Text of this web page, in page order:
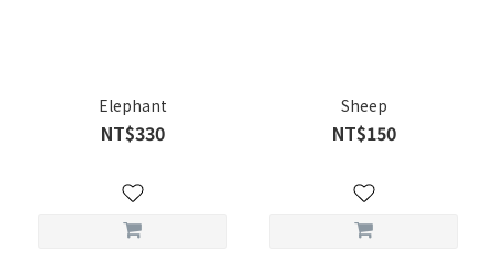
Elephant
NT$330
Sheep
NT$150